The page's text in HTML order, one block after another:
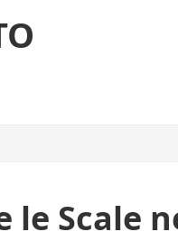
le Scale